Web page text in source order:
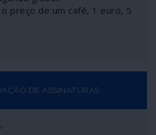
dá corpo à ordem global
preço de um café, 1 euro, 5
DE ASSINATURAS
,